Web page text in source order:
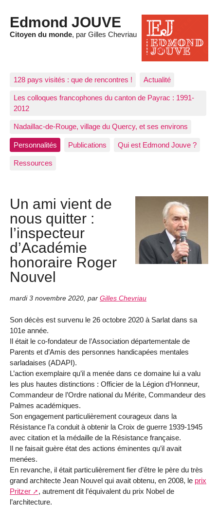
Edmond JOUVE
Citoyen du monde, par Gilles Chevriau
128 pays visités : que de rencontres ! Actualité
Les colloques francophones du canton de Payrac : 1991-
2012
Nadaillac-de-Rouge, village du Quercy, et ses environs
Personnalités Publications Qui est Edmond Jouve ?
Ressources
Un ami vient de
nous quitter :
l’inspecteur
d’Académie
honoraire Roger
Nouvel
mardi 3 novembre 2020, par Gilles Chevriau
Son décès est survenu le 26 octobre 2020 à Sarlat dans sa
101e année.
Il était le co-fondateur de l’Association départementale de
Parents et d’Amis des personnes handicapées mentales
sarladaises (ADAPI).
L’action exemplaire qu’il a menée dans ce domaine lui a valu
les plus hautes distinctions : Officier de la Légion d’Honneur,
Commandeur de l’Ordre national du Mérite, Commandeur des
Palmes académiques.
Son engagement particulièrement courageux dans la
Résistance l’a conduit à obtenir la Croix de guerre 1939-1945
avec citation et la médaille de la Résistance française.
Il ne faisait guère état des actions éminentes qu’il avait
menées.
En revanche, il était particulièrement fier d’être le père du très
grand architecte Jean Nouvel qui avait obtenu, en 2008, le prix
Pritzer
, autrement dit l’équivalent du prix Nobel de
l’architecture.